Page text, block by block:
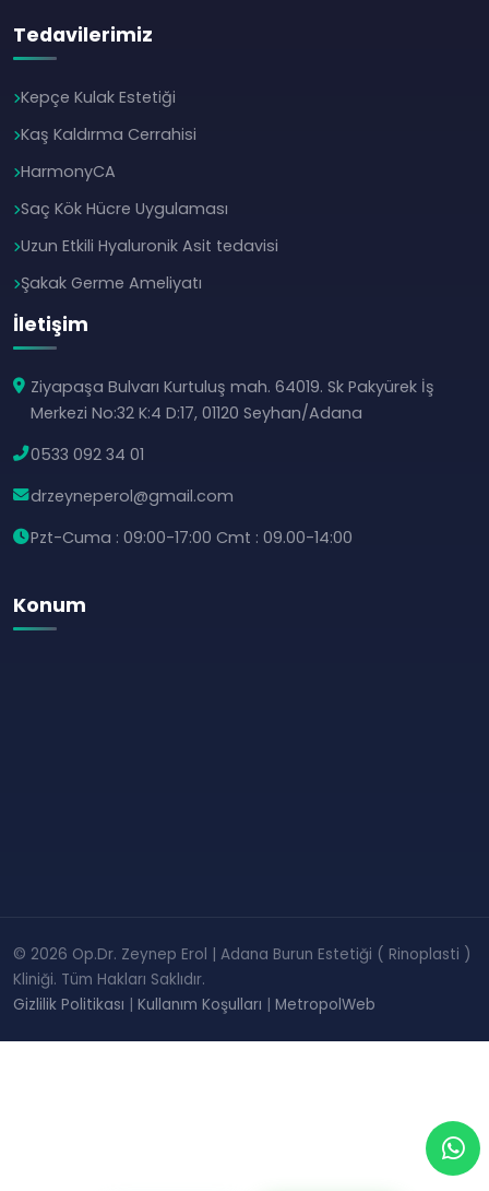
Tedavilerimiz
Kepçe Kulak Estetiği
Kaş Kaldırma Cerrahisi
HarmonyCA
Saç Kök Hücre Uygulaması
Uzun Etkili Hyaluronik Asit tedavisi
Şakak Germe Ameliyatı
İletişim
Ziyapaşa Bulvarı Kurtuluş mah. 64019. Sk Pakyürek İş
Merkezi No:32 K:4 D:17, 01120 Seyhan/Adana
0533 092 34 01
drzeyneperol@gmail.com
Pzt-Cuma : 09:00-17:00 Cmt : 09.00-14:00
Konum
© 2026 Op.Dr. Zeynep Erol | Adana Burun Estetiği ( Rinoplasti )
Kliniği. Tüm Hakları Saklıdır.
Gizlilik Politikası
Kullanım Koşulları MetropolWeb